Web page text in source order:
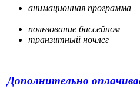
пользование бассейном
транзитный ночлег
Дополнительно